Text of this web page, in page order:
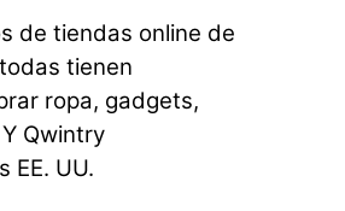
de tiendas online de
tienen
ropa, gadgets,
Qwintry
EE. UU.